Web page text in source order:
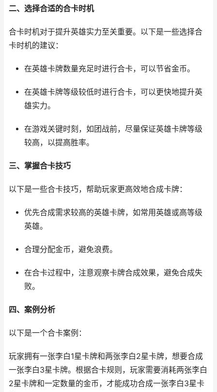
二、选择合适的合卡时机
合卡时机对于提升英雄实力至关重要。以下是一些选择合
卡时机的建议：
在英雄卡牌数量充足时进行合卡，可以节省金币。
在英雄卡牌等级较低时进行合卡，可以更快地提升英
雄实力。
在游戏关键时刻，如团战前，尽量保证英雄卡牌等级
较高，以提高胜率。
三、掌握合卡技巧
以下是一些合卡技巧，帮助玩家更高效地合成卡牌：
优先合成需求较高的英雄卡牌，如常用英雄或高等级
英雄。
合理分配金币，避免浪费。
在合卡过程中，注意观察卡牌合成效果，避免合成失
败。
四、案例分析
以下是一个合卡案例：
玩家拥有一张李白1星卡牌和两张李白2星卡牌，想要合成
一张李白3星卡牌。根据合卡规则，玩家需要消耗两张李白
2星卡牌和一定数量的金币，才能成功合成一张李白3星卡